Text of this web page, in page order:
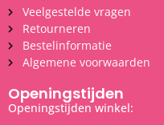
Veelgestelde vragen
Retourneren
Bestelinformatie
Algemene voorwaarden
Openingstijden
Openingstijden winkel: